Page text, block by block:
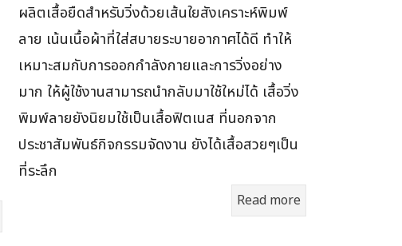
ผลิตเสื้อยืดสำหรับวิ่งด้วยเส้นใยสังเคราะห์พิมพ์
ลาย เน้นเนื้อผ้าที่ใส่สบายระบายอากาศได้ดี ทำให้
เหมาะสมกับการออกกำลังกายและการวิ่งอย่าง
มาก ให้ผู้ใช้งานสามารถนำกลับมาใช้ใหม่ได้ เสื้อวิ่ง
พิมพ์ลายยังนิยมใช้เป็นเสื้อฟิตเนส ที่นอกจาก
ประชาสัมพันธ์กิจกรรมจัดงาน ยังได้เสื้อสวยๆเป็น
ที่ระลึก
Read more